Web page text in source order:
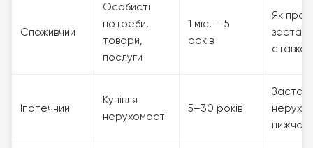
Споживчий
Особисті
потреби,
товари,
послуги
1 міс. – 5
років
Як
ставка
Іпотечний
Купівля
нерухомості
5–30 років
нижча